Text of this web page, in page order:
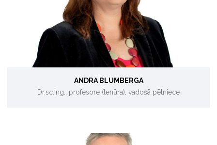
Sistēmdinamika, ēku energoefektivitāte.
ANDRA BLUMBERGA
Dr.sc.ing., profesore (tenūra), vadošā pētniece